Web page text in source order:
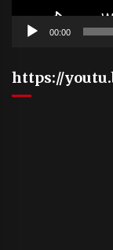
00:00
https://